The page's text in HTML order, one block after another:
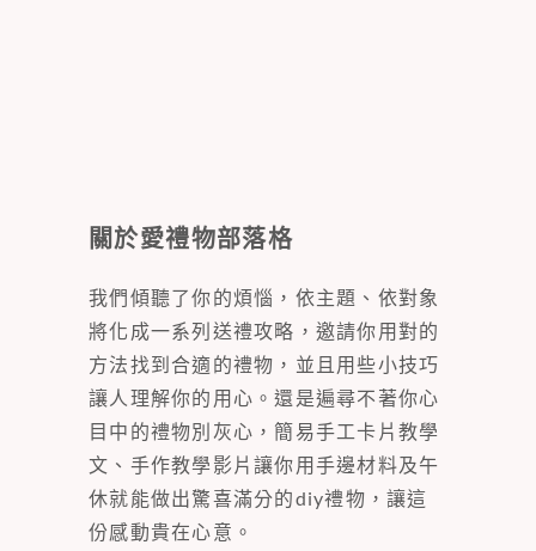
關於愛禮物部落格
我們傾聽了你的煩惱，依主題、依對象
將化成一系列送禮攻略，邀請你用對的
方法找到合適的禮物，並且用些小技巧
讓人理解你的用心。還是遍尋不著你心
目中的禮物別灰心，簡易手工卡片教學
文、手作教學影片讓你用手邊材料及午
休就能做出驚喜滿分的diy禮物，讓這
份感動貴在心意。